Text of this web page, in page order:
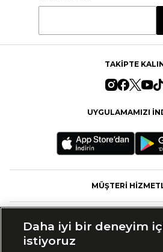
TAKİPTE
UYGULAMAMIZI
MÜŞTERİ
Daha iyi bir deneyim
istiyoruz